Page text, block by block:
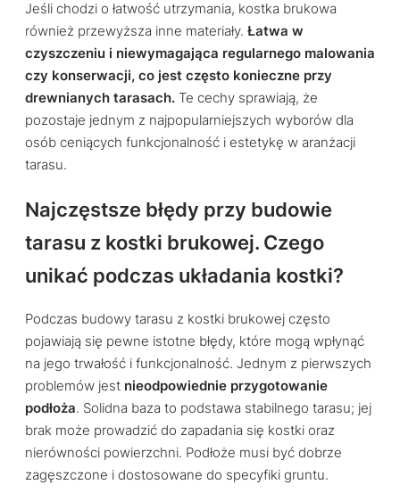
Jeśli chodzi o łatwość utrzymania, kostka brukowa
również przewyższa inne materiały. Łatwa w
czyszczeniu i niewymagająca regularnego malowania
czy konserwacji, co jest często konieczne przy
drewnianych tarasach. Te cechy sprawiają, że
pozostaje jednym z najpopularniejszych wyborów dla
osób ceniących funkcjonalność i estetykę w aranżacji
tarasu.
Najczęstsze błędy przy budowie
tarasu z kostki brukowej. Czego
unikać podczas układania kostki?
Podczas budowy tarasu z kostki brukowej często
pojawiają się pewne istotne błędy, które mogą wpłynąć
na jego trwałość i funkcjonalność. Jednym z pierwszych
problemów jest nieodpowiednie przygotowanie
podłoża. Solidna baza to podstawa stabilnego tarasu; jej
brak może prowadzić do zapadania się kostki oraz
nierówności powierzchni. Podłoże musi być dobrze
zagęszczone i dostosowane do specyfiki gruntu.